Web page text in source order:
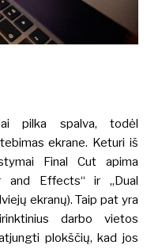
pilka spalva, todėl
ekrane. Keturi iš
Final Cut apima
and Effects“ ir „Dual
ekranų). Taip pat yra
darbo vietos
plokščių, kad jos